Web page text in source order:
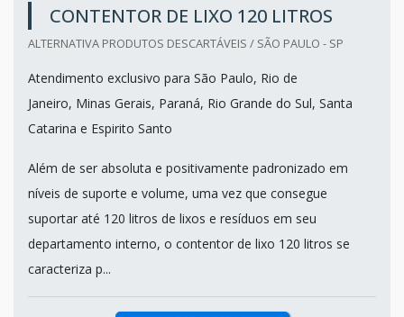
CONTENTOR DE LIXO 120 LITROS
ALTERNATIVA PRODUTOS DESCARTÁVEIS / SÃO PAULO - SP
Atendimento exclusivo para São Paulo, Rio de
Janeiro, Minas Gerais, Paraná, Rio Grande do Sul, Santa
Catarina e Espirito Santo
Além de ser absoluta e positivamente padronizado em
níveis de suporte e volume, uma vez que consegue
suportar até 120 litros de lixos e resíduos em seu
departamento interno, o contentor de lixo 120 litros se
caracteriza p...